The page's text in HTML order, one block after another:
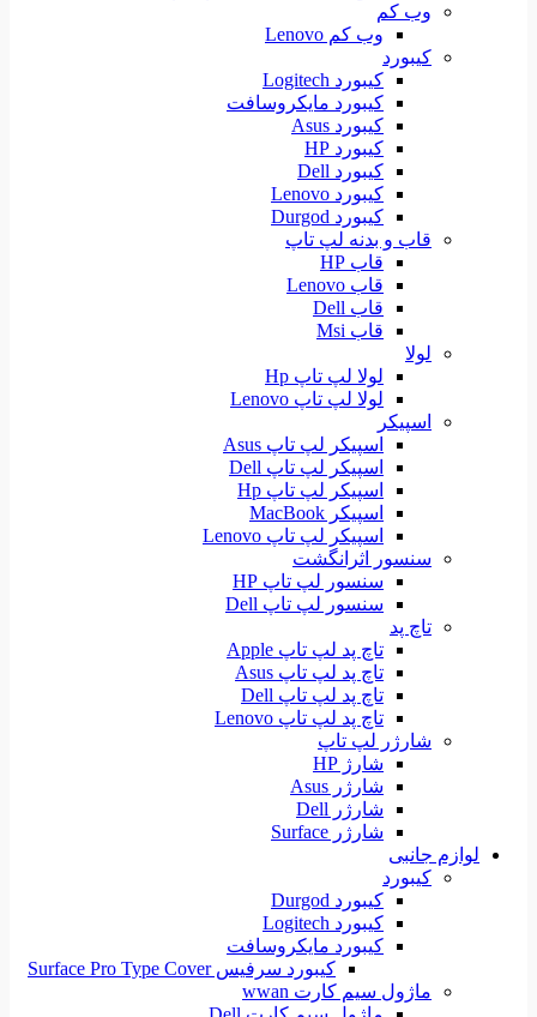
وب کم
وب کم Lenovo
کیبورد
کیبورد Logitech
کیبورد مایکروسافت
کیبورد Asus
کیبورد HP
کیبورد Dell
کیبورد Lenovo
کیبورد Durgod
قاب و بدنه لپ تاپ
قاب HP
قاب Lenovo
قاب Dell
قاب Msi
لولا
لولا لپ تاپ Hp
لولا لپ تاپ Lenovo
اسپیکر
اسپیکر لپ تاپ Asus
اسپیکر لپ تاپ Dell
اسپیکر لپ تاپ Hp
اسپیکر MacBook
اسپیکر لپ تاپ Lenovo
سنسور اثرانگشت
سنسور لپ تاپ HP
سنسور لپ تاپ Dell
تاچ پد
تاچ پد لپ تاپ Apple
تاچ پد لپ تاپ Asus
تاچ پد لپ تاپ Dell
تاچ پد لپ تاپ Lenovo
شارژر لپ تاپ
شارژ HP
شارژر Asus
شارژر Dell
شارژر Surface
لوازم جانبی
کیبورد
کیبورد Durgod
کیبورد Logitech
کیبورد مایکروسافت
کیبورد سرفیس Surface Pro Type Cover
ماژول سیم کارت wwan